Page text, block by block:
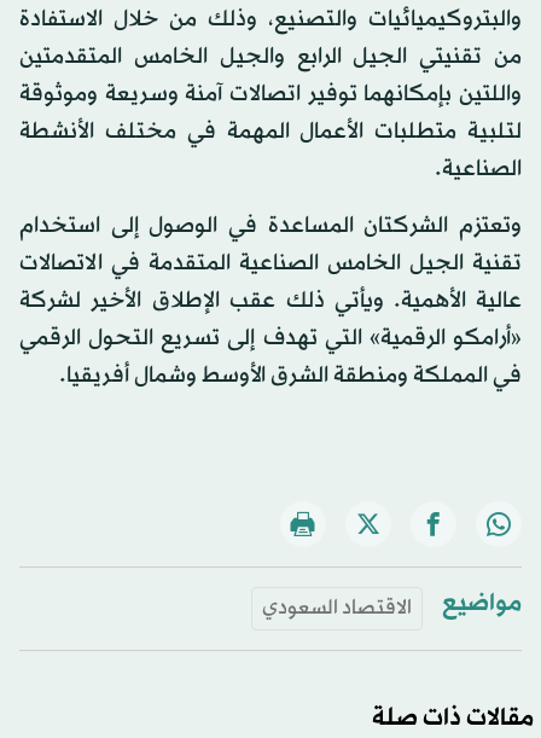
والبتروكيميائيات والتصنيع، وذلك من خلال الاستفادة
من تقنيتي الجيل الرابع والجيل الخامس المتقدمتين
واللتين بإمكانهما توفير اتصالات آمنة وسريعة وموثوقة
لتلبية متطلبات الأعمال المهمة في مختلف الأنشطة
الصناعية.
وتعتزم الشركتان المساعدة في الوصول إلى استخدام
تقنية الجيل الخامس الصناعية المتقدمة في الاتصالات
عالية الأهمية. ويأتي ذلك عقب الإطلاق الأخير لشركة
«أرامكو الرقمية» التي تهدف إلى تسريع التحول الرقمي
في المملكة ومنطقة الشرق الأوسط وشمال أفريقيا.
مواضيع الاقتصاد السعودي
مقالات ذات صلة